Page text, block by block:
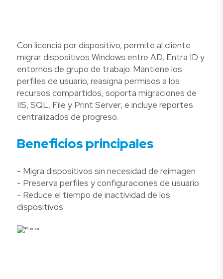
Con licencia por dispositivo, permite al cliente
migrar dispositivos Windows entre AD, Entra ID y
entornos de grupo de trabajo. Mantiene los
perfiles de usuario, reasigna permisos a los
recursos compartidos, soporta migraciones de
IIS, SQL, File y Print Server, e incluye reportes
centralizados de progreso.
Beneficios principales
- Migra dispositivos sin necesidad de reimagen
- Preserva perfiles y configuraciones de usuario
- Reduce el tiempo de inactividad de los
dispositivos